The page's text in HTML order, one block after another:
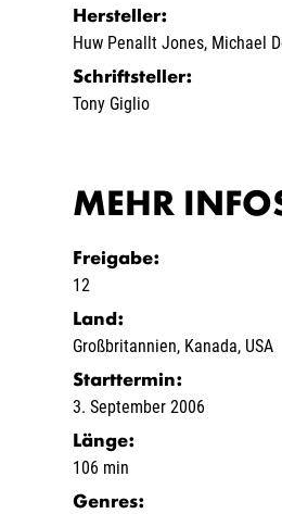
Hersteller:
Huw Penallt Jones, Michael
Schriftsteller:
Tony Giglio
MEHR
Freigabe:
12
Land :
Großbritannien, Kanada, USA
Starttermin:
3. September 2006
Länge:
106 min
Genres: